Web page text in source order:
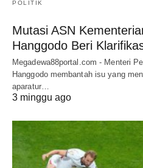
POLITIK
Mutasi ASN
Hanggodo Beri
Megadewa88portal.com - Menteri
Hanggodo membantah isu yang
aparatur…
3 minggu ago